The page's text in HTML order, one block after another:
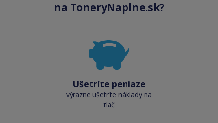
na ToneryNaplne.sk?
Ušetríte peniaze
výrazne ušetríte náklady na
tlač